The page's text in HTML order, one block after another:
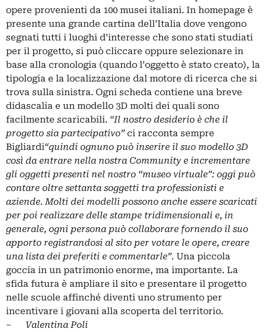
opere provenienti da 100 musei italiani. In homepage è
presente una grande cartina dell’Italia dove vengono
segnati tutti i luoghi d’interesse che sono stati studiati
per il progetto, si può cliccare oppure selezionare in
base alla cronologia (quando l’oggetto è stato creato), la
tipologia e la localizzazione dal motore di ricerca che si
trova sulla sinistra. Ogni scheda contiene una breve
didascalia e un modello 3D molti dei quali sono
facilmente scaricabili. “Il nostro desiderio è che il
progetto sia partecipativo” ci racconta sempre
Bigliardi“quindi ognuno può inserire il suo modello 3D
così da entrare nella nostra Community e incrementare
gli oggetti presenti nel nostro “museo virtuale”: oggi può
contare oltre settanta soggetti tra professionisti e
aziende. Molti dei modelli possono anche essere scaricati
per poi realizzare delle stampe tridimensionali e, in
generale, ogni persona può collaborare fornendo il suo
apporto registrandosi al sito per votare le opere, creare
una lista dei preferiti e commentarle”. Una piccola
goccia in un patrimonio enorme, ma importante. La
sfida futura è ampliare il sito e presentare il progetto
nelle scuole affinché diventi uno strumento per
incentivare i giovani alla scoperta del territorio.
–
Valentina Poli